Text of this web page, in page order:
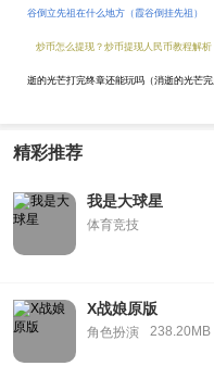
谷倒立先祖在什么地方（霞谷倒挂先祖）
炒币怎么提现？炒币提现人民币教程解析
逝的光芒打完终章还能玩吗（消逝的光芒完
精彩推荐
我是大球星
体育竞技
X战娘原版
角色扮演 238.20MB